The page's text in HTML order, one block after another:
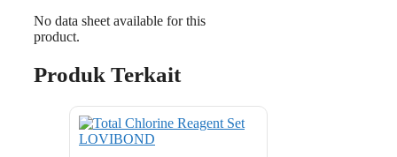
No data sheet available for this
product.
Produk Terkait